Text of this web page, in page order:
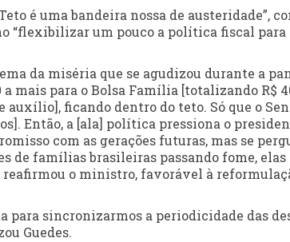
é uma bandeira nossa de austeridade”,
“flexibilizar um pouco a política fiscal para
da miséria que se agudizou durante a
a mais para o Bolsa Família [totalizando R$
ficando dentro do teto. Só que o
Então, a [ala] política pressiona o
com as gerações futuras, mas se
de famílias brasileiras passando fome, elas
o ministro, favorável à
para sincronizarmos a periodicidade das
Guedes.